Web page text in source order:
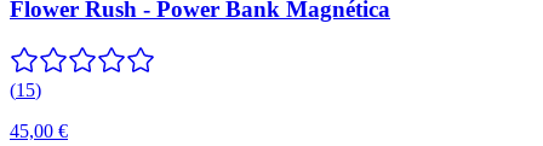
Flower Rush - Power Bank Magnética
(15)
45,00 €